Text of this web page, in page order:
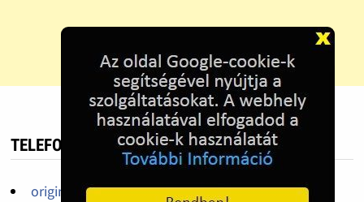
TELEFON HIRDETÉS
original iPhone 14pro,14promax,13pro factory